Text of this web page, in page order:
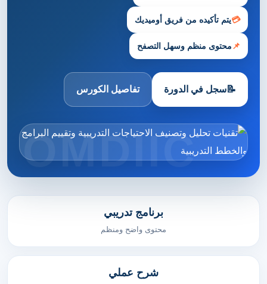
💳يتم تأكيده من فريق أوميديك
📌محتوى منظم وسهل التصفح
📝سجل في الدورة تفاصيل الكورس
برنامج تدريبي
محتوى واضح ومنظم
شرح عملي